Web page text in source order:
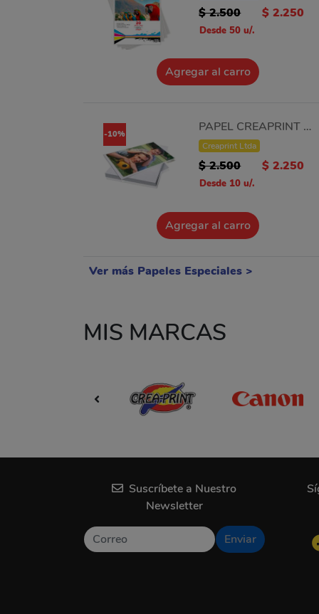
$ 2.500 $ 2.250
Desde 50 u/.
Agregar al carro
-10% PAPEL CREAPRINT 200GRS 13X18 100 UNIDADES
Creaprint Ltda
$ 2.500 $ 2.250
Desde 10 u/.
Agregar al carro
Ver más Papeles Especiales >
MIS MARCAS
Suscríbete a Nuestro
Newsletter
Enviar